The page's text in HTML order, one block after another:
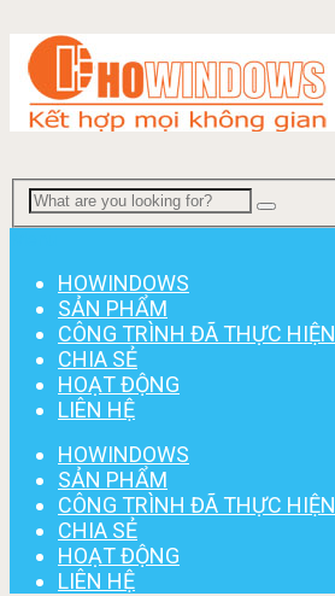
HOWINDOWS
SẢN PHẨM
CÔNG TRÌNH ĐÃ THỰC HIỆN
CHIA SẺ
HOẠT ĐỘNG
LIÊN HỆ
HOWINDOWS
SẢN PHẨM
CÔNG TRÌNH ĐÃ THỰC HIỆN
CHIA SẺ
HOẠT ĐỘNG
LIÊN HỆ